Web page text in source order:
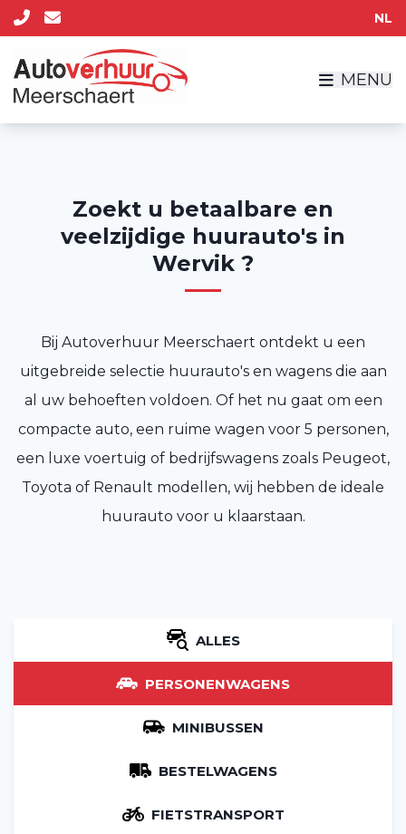
NL
MENU
Zoekt u betaalbare en
veelzijdige huurauto's in
Wervik ?
Bij Autoverhuur Meerschaert ontdekt u een
uitgebreide selectie huurauto's en wagens die aan
al uw behoeften voldoen. Of het nu gaat om een
compacte auto, een ruime wagen voor 5 personen,
een luxe voertuig of bedrijfswagens zoals Peugeot,
Toyota of Renault modellen, wij hebben de ideale
huurauto voor u klaarstaan.
ALLES
PERSONENWAGENS
MINIBUSSEN
BESTELWAGENS
FIETSTRANSPORT